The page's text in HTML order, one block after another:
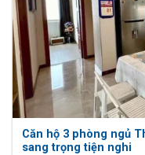
Căn hộ 3 phòng ngủ
sang trọng tiện nghi